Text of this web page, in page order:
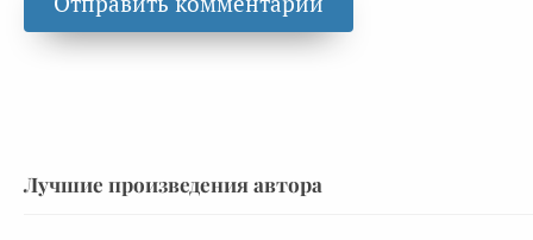
Лучшие произведения автора